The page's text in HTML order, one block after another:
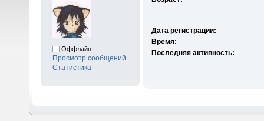
Оффлайн
Просмотр сообщений
Статистика
Дата регистрации:
Время:
Последняя активность: